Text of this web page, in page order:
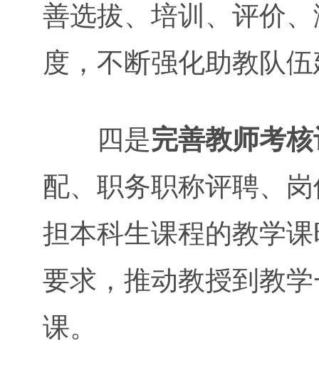
善选拔、培训、评价
度，不断强化助教队
四是完善教师考
配、职务职称评聘、
担本科生课程的教学
要求，推动教授到教
课。